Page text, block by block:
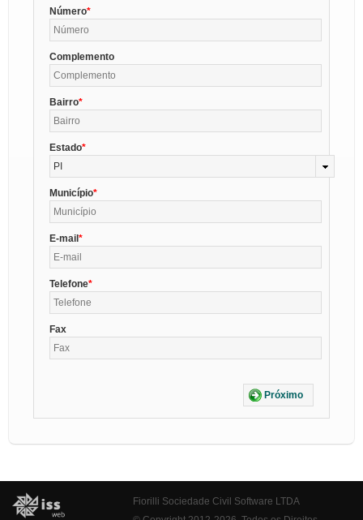
Número
Complemento
Bairro
Estado
PI
Município
E-mail
Telefone
Fax
Próximo
Fiorilli Sociedade Civil Software LTDA